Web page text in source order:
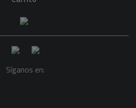
Síganos en: